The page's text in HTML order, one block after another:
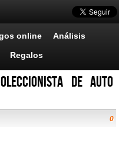
online Análisis
Regalos
de Auto
0